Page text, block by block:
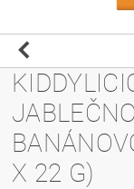
X 22 G)